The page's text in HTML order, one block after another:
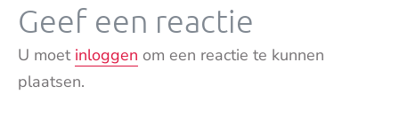
Geef een reactie
U moet inloggen om een reactie te kunnen
plaatsen.